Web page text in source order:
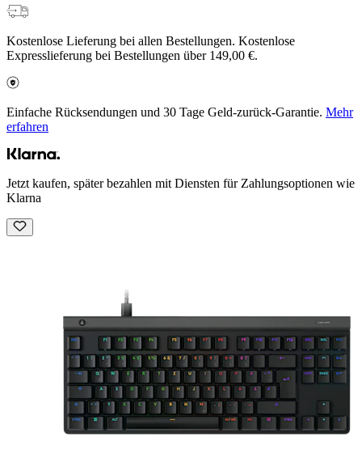
Kostenlose Lieferung bei allen Bestellungen. Kostenlose
Expresslieferung bei Bestellungen über 149,00 €.
Einfache Rücksendungen und 30 Tage Geld-zurück-Garantie. Mehr
erfahren
Jetzt kaufen, später bezahlen mit Diensten für Zahlungsoptionen wie
Klarna